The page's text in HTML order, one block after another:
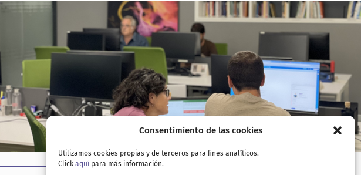
Consentimiento de las cookies
Utilizamos cookies propias y de terceros para fines analíticos.
Click aquí para más información.
topagunea
Covid garaiko
bizipenak eta
kudeaketa gure
kooperatiban… Prest?
Entzuten didazu?